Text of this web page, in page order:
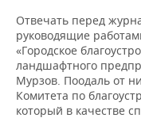
Отвечать перед
руководящие
«Городское
ландшафтного
Мурзов. Поодаль от
Комитета по
который в качестве